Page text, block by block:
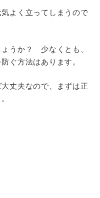
よく立ってしまうので
うか？ 少なくとも、
ぐ方法はあります。
丈夫なので、まずは正